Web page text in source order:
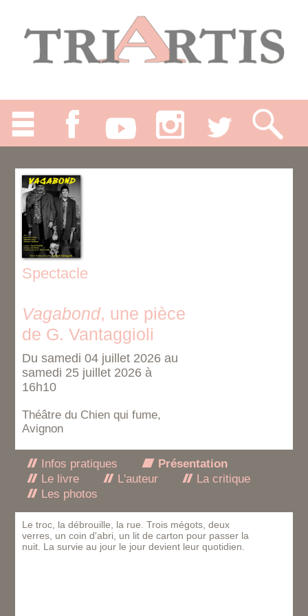
Spectacle
Vagabond, une pièce
de G. Vantaggioli
Du samedi 04 juillet 2026 au
samedi 25 juillet 2026 à
16h10
Théâtre du Chien qui fume,
Avignon
Infos pratiques
Présentation
Le livre
L'auteur
La critique
Les photos
Le troc, la débrouille, la rue. Trois mégots, deux
verres, un coin d'abri, un lit de carton pour passer la
nuit. La survie au jour le jour devient leur quotidien.